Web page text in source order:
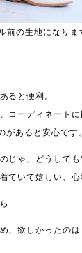
の生地になりま
ると便利。
コーディネートに
があると安心です
じゃ、どうしても
ていて嬉しい、
......
、欲しかったのは